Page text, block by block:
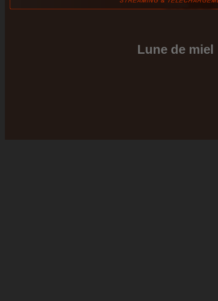
Lune de miel